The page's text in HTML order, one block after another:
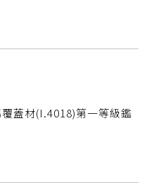
蓋材(I.4018)第一等級鑑